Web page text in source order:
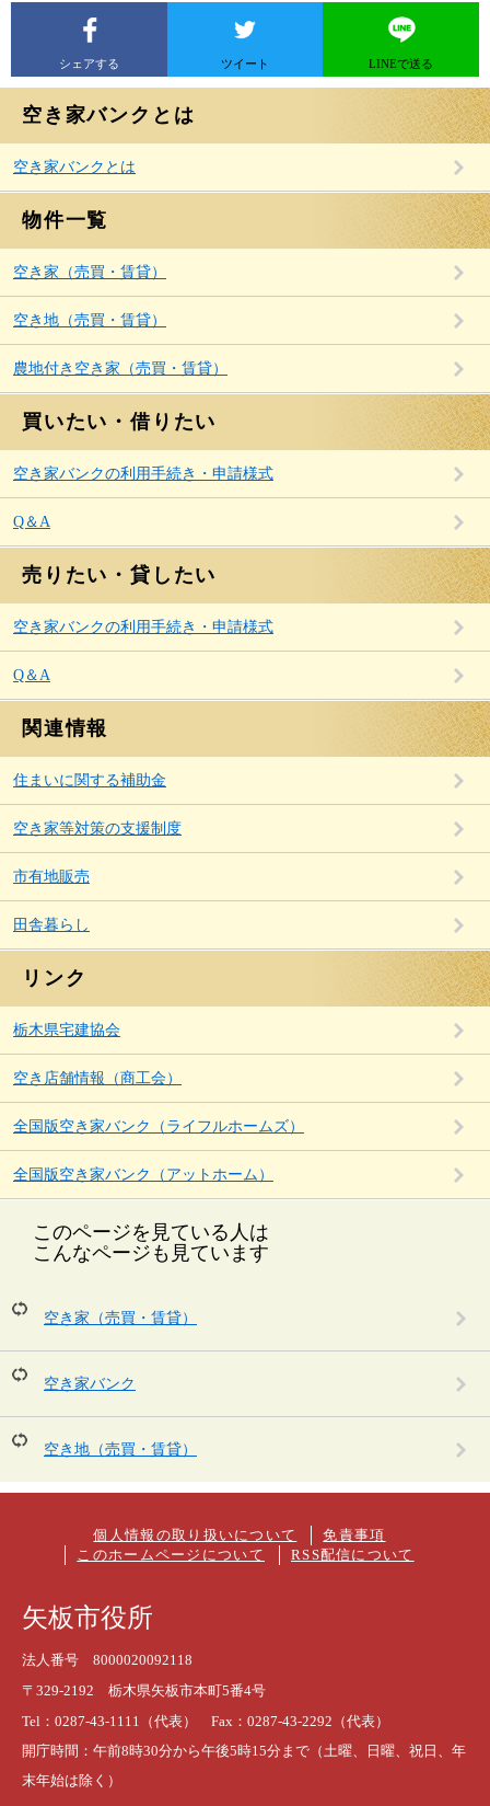
シェアする ツイート LINEで送る
空き家バンクとは
空き家バンクとは
物件一覧
空き家（売買・賃貸）
空き地（売買・賃貸）
農地付き空き家（売買・賃貸）
買いたい・借りたい
空き家バンクの利用手続き・申請様式
Q＆A
売りたい・貸したい
空き家バンクの利用手続き・申請様式
Q＆A
関連情報
住まいに関する補助金
空き家等対策の支援制度
市有地販売
田舎暮らし
リンク
栃木県宅建協会
空き店舗情報（商工会）
全国版空き家バンク（ライフルホームズ）
全国版空き家バンク（アットホーム）
このページを見ている人は
こんなページも見ています
空き家（売買・賃貸）
空き家バンク
空き地（売買・賃貸）
個人情報の取り扱いについて
免責事項
このホームページについて
RSS配信について
矢板市役所
法人番号 8000020092118
〒329-2192 栃木県矢板市本町5番4号
Tel：0287-43-1111（代表） Fax：0287-43-2292（代表）
開庁時間：午前8時30分から午後5時15分まで（土曜、日曜、祝日、年
末年始は除く）